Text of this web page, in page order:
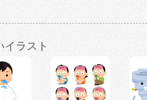
イラスト